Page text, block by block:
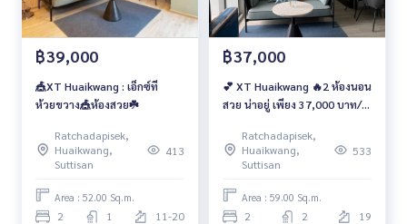
฿39,000
🎪XT Huaikwang : เอ็กซ์ที
ห้วยขวาง🎪ห้องสวย☘️
Ratchadapisek,
Huaikwang,
Suttisan
413
Area : 52.00 Sq.m.
2 1 11-20
฿37,000
💕 XT Huaikwang 🔥2 ห้องนอน
สวย น่าอยู่ เพียง 37,000 บาท/
Ratchadapisek,
Huaikwang,
Suttisan
533
Area : 59.00 Sq.m.
2 2 19